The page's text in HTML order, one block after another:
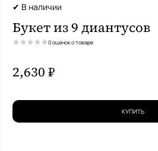
✔ В наличии
Букет из 9 диантусов
0 оценок о товаре
2,630 ₽
КУПИТЬ